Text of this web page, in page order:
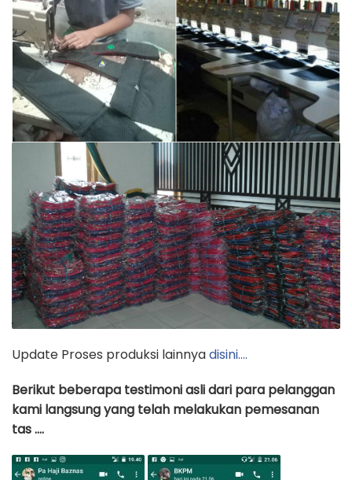
Update Proses produksi lainnyadisini….
Berikut beberapa testimoni asli dari para pelanggan
kami langsung yang telah melakukan pemesanan
tas ….